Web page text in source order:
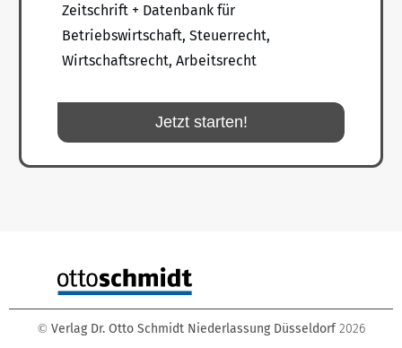
Zeitschrift + Datenbank für
Betriebswirtschaft, Steuerrecht,
Wirtschaftsrecht, Arbeitsrecht
Jetzt starten!
© Verlag Dr. Otto Schmidt Niederlassung Düsseldorf 2026